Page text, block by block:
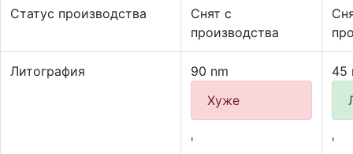
Статус производства
Снят с
производства
Литография
90 nm
Хуже
'
45
'